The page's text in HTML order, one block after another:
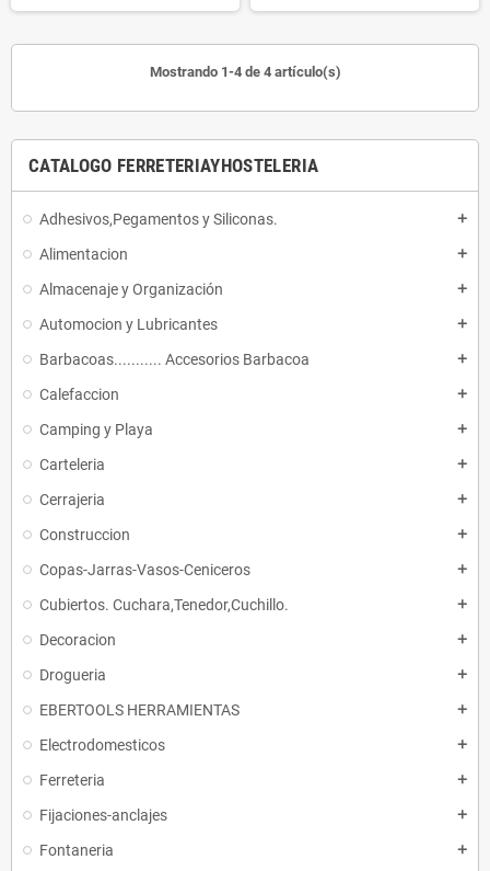
CATALOGO FERRETERIAYHOSTELERIA
Adhesivos,Pegamentos y Siliconas. add
Alimentacion add
Almacenaje y Organización add
Automocion y Lubricantes add
Barbacoas........... Accesorios Barbacoa add
Calefaccion add
Camping y Playa add
Carteleria add
Cerrajeria add
Construccion add
Copas-Jarras-Vasos-Ceniceros add
Cubiertos. Cuchara,Tenedor,Cuchillo. add
Decoracion add
Drogueria add
EBERTOOLS HERRAMIENTAS add
Electrodomesticos add
Ferreteria add
Fijaciones-anclajes add
Fontaneria add
Mostrando 1-4 de 4 artículo(s)